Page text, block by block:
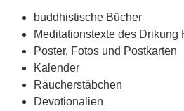
buddhistische Bücher
Meditationstexte des Drikung
Poster, Fotos und Postkarten
Kalender
Räucherstäbchen
Devotionalien